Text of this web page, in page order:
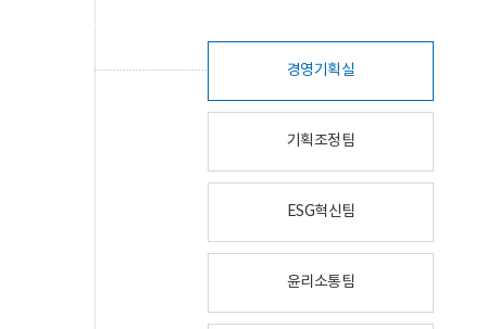
경영기획실
기획조정팀
ESG혁신팀
윤리소통팀